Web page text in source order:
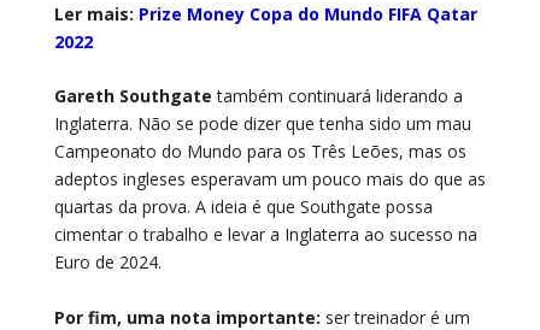
Ler mais: Prize Money Copa do Mundo FIFA Qatar
2022
Gareth Southgate também continuará liderando a
Inglaterra. Não se pode dizer que tenha sido um mau
Campeonato do Mundo para os Três Leões, mas os
adeptos ingleses esperavam um pouco mais do que as
quartas da prova. A ideia é que Southgate possa
cimentar o trabalho e levar a Inglaterra ao sucesso na
Euro de 2024.
Por fim, uma nota importante: ser treinador é um